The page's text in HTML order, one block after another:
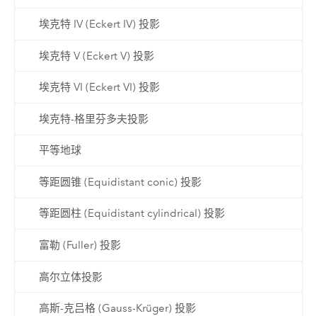
埃克特 IV (Eckert IV) 投影
埃克特 V (Eckert V) 投影
埃克特 VI (Eckert VI) 投影
埃克特-格里芬多夫投影
平等地球
等距圆锥 (Equidistant conic) 投影
等距圆柱 (Equidistant cylindrical) 投影
富勒 (Fuller) 投影
高尔立体投影
高斯-克吕格 (Gauss-Krüger) 投影